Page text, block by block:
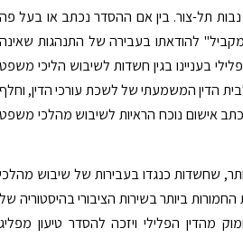
תל-צור. בין אם ההסדר נכתב או בעל פה
להודאתו בעבירה של התנהגות שאינה
בעניינו בגין חשדות לשיבוש הליכי משפט
הדין המשמעתי של לשכת עורכי הדין, וחלף
כתב אישום נוכח הראיות לשיבוש מהלכי משפט
שחשדות כנגדו בעבירות של שיבוש מהלכי
ביותר בשירות הציבורי בהיסטוריה של
מהדין הפלילי ויזכה להסדר טיעון מפליג